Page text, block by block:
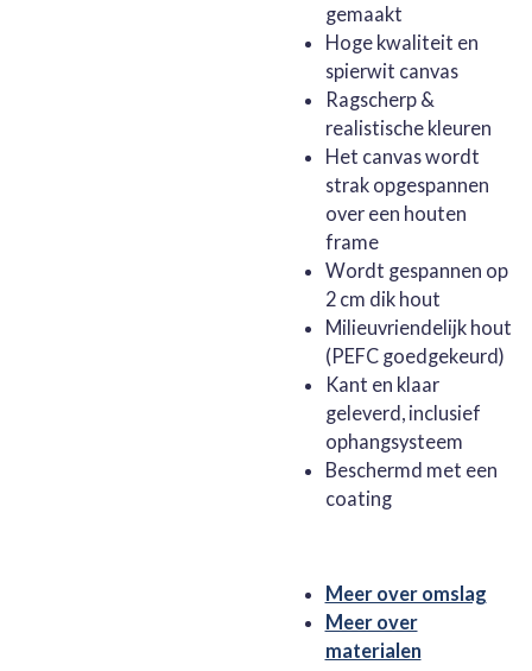
gemaakt
Hoge kwaliteit en
spierwit canvas
Ragscherp &
realistische kleuren
Het canvas wordt
strak opgespannen
over een houten
frame
Wordt gespannen op
2 cm dik hout
Milieuvriendelijk hout
(PEFC goedgekeurd)
Kant en klaar
geleverd, inclusief
ophangsysteem
Beschermd met een
coating
Meer over omslag
Meer over
materialen